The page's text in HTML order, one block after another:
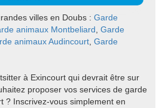
villes en Doubs : Garde
animaux Montbeliard Garde
animaux Audincourt Garde
à Exincourt qui devrait être sur
proposer vos services de garde
? Inscrivez-vous simplement en